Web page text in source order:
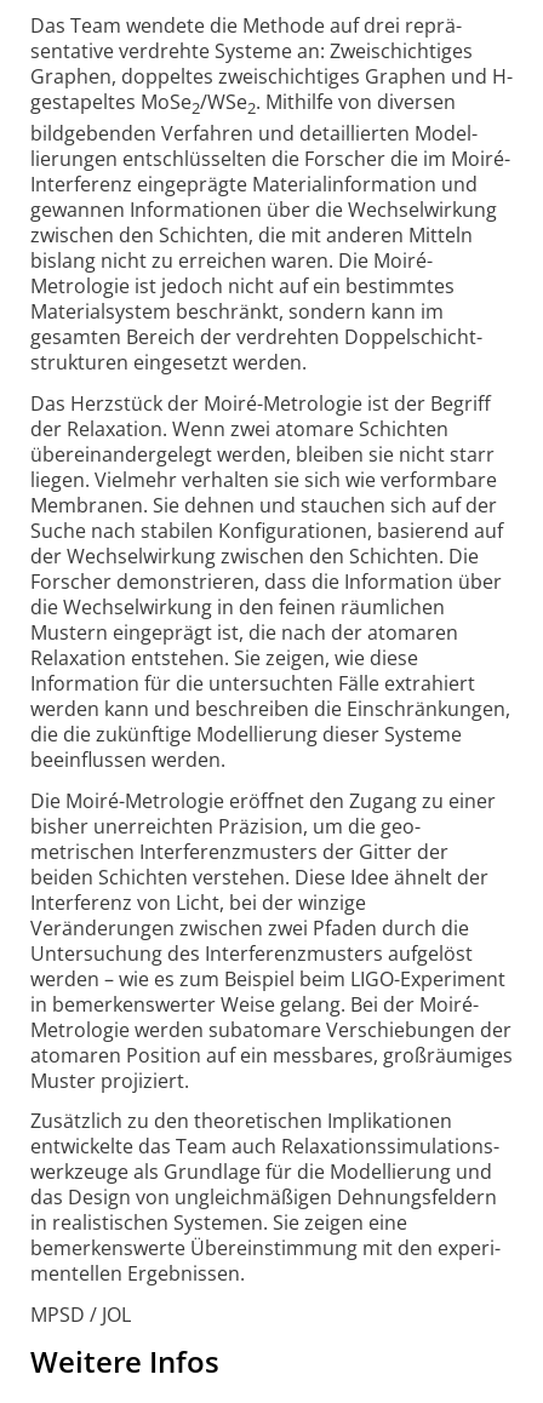
Das Team wendete die Methode auf drei reprä­
sentative verdrehte Systeme an: Zwei­schichtiges
Graphen, doppeltes zweischichtiges Graphen und H-
gestapeltes MoSe2/WSe2. Mithilfe von diversen
bildgebenden Verfahren und detaillierten Model­
lierungen ent­schlüsselten die Forscher die im Moiré-
Interferenz eingeprägte Material­information und
gewannen Informationen über die Wechselwirkung
zwischen den Schichten, die mit anderen Mitteln
bislang nicht zu erreichen waren. Die Moiré-
Metrologie ist jedoch nicht auf ein bestimmtes
Material­system beschränkt, sondern kann im
gesamten Bereich der verdrehten Doppelschicht­
strukturen eingesetzt werden.
Das Herzstück der Moiré-Metrologie ist der Begriff
der Relaxation. Wenn zwei atomare Schichten
übereinander­gelegt werden, bleiben sie nicht starr
liegen. Vielmehr verhalten sie sich wie verformbare
Membranen. Sie dehnen und stauchen sich auf der
Suche nach stabilen Konfi­gurationen, basierend auf
der Wechsel­wirkung zwischen den Schichten. Die
Forscher demonstrieren, dass die Infor­mation über
die Wechselwirkung in den feinen räumlichen
Mustern eingeprägt ist, die nach der atomaren
Relaxation entstehen. Sie zeigen, wie diese
Information für die untersuchten Fälle extrahiert
werden kann und beschreiben die Ein­schränkungen,
die die zukünftige Modellierung dieser Systeme
beeinflussen werden.
Die Moiré-Metrologie eröffnet den Zugang zu einer
bisher uner­reichten Präzision, um die geo­
metrischen Interferenz­musters der Gitter der
beiden Schichten verstehen. Diese Idee ähnelt der
Interferenz von Licht, bei der winzige
Veränderungen zwischen zwei Pfaden durch die
Untersuchung des Interferenz­musters aufgelöst
werden – wie es zum Beispiel beim LIGO-Experiment
in bemerkens­werter Weise gelang. Bei der Moiré-
Metrologie werden subatomare Verschiebungen der
atomaren Position auf ein messbares, großräumiges
Muster projiziert.
Zusätzlich zu den theo­retischen Impli­kationen
entwickelte das Team auch Relaxations­simulations­
werkzeuge als Grundlage für die Modellierung und
das Design von ungleichmäßigen Dehnungs­feldern
in realistischen Systemen. Sie zeigen eine
bemerkens­werte Übereinstimmung mit den experi­
mentellen Ergebnissen.
MPSD / JOL
Weitere Infos